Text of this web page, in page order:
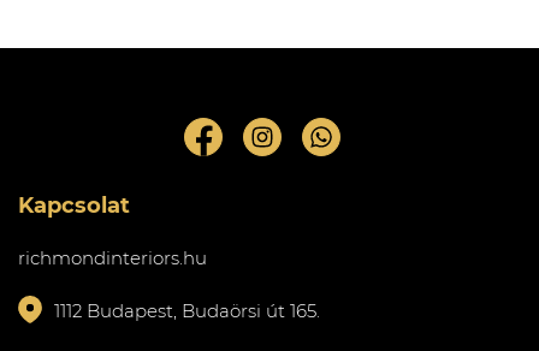
Kapcsolat
richmondinteriors.hu
1112 Budapest, Budaörsi út 165.